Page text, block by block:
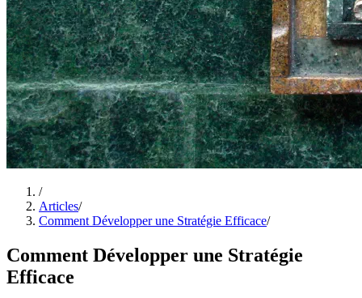
/
Articles/
Comment Développer une Stratégie Efficace/
Comment Développer une Stratégie
Efficace